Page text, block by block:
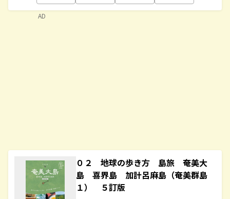
０２ 地球の歩き方 島旅 奄美大
島 喜界島 加計呂麻島（奄美群島
１） ５訂版
AD